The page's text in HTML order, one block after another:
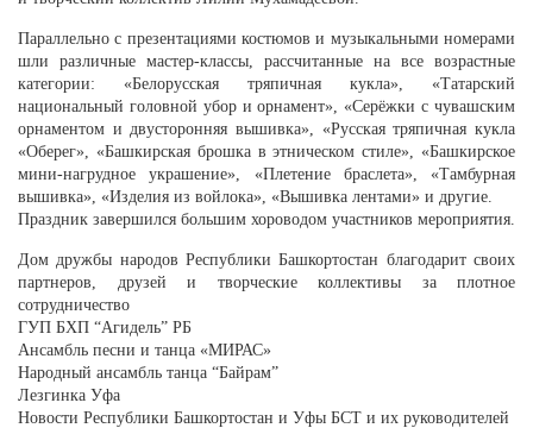
Параллельно с презентациями костюмов и музыкальными номерами
шли различные мастер-классы, рассчитанные на все возрастные
категории: «Белорусская тряпичная кукла», «Татарский
национальный головной убор и орнамент», «Серёжки с чувашским
орнаментом и двусторонняя вышивка», «Русская тряпичная кукла
«Оберег», «Башкирская брошка в этническом стиле», «Башкирское
мини-нагрудное украшение», «Плетение браслета», «Тамбурная
вышивка», «Изделия из войлока», «Вышивка лентами» и другие.
Праздник завершился большим хороводом участников мероприятия.
Дом дружбы народов Республики Башкортостан благодарит своих
партнеров, друзей и творческие коллективы за плотное
сотрудничество
ГУП БХП “Агидель” РБ
Ансамбль песни и танца «МИРАС»
Народный ансамбль танца “Байрам”
Лезгинка Уфа
Новости Республики Башкортостан и Уфы БСТ и их руководителей